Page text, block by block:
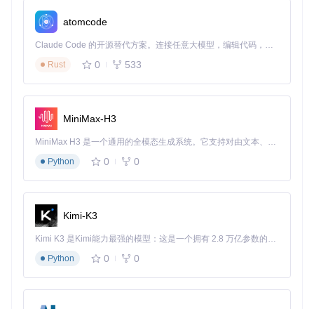
段匹配
歌单导入：通过音乐平台歌单链接批量获取整列表歌词
歌曲模糊搜索功能演示，展示通过部分歌词快速定位目标歌曲
📝 第三步：歌词预览与格式设置
搜索结果展示区会显示匹配度最高的10个结果，点击任意条目
即可在中央预览窗查看歌词内容。在底部设置区可调整：
输出格式（LRC/SRT等）
歌词合并方式（原文/译文/罗马音）
歌词预览与格式设置界面，显示多语言歌词对照及编码选择选
💾 第四步：保存与管理
确认歌词无误后，可选择：
单文件保存：直接指定路径保存当前预览歌词
atomcode
Claude Code 的开源替代方案。连接任意大模型，编辑代码，运行命令，自动验证 — 全自动执行。用 Rust 构建，极致性能。 ｜ An open-source alternative to Claude Code. Connect any LLM, edit code, run commands, and verify changes — autonomously. Built in Rust for speed. Get Started
Rust
0 533
MiniMax-H3
MiniMax H3 是一个通用的全模态生成系统。它支持对由文本、图像、视频和音频组成的多模态上下文进行统一理解，并能生成分辨率高达 2K、时长可达 15 秒的带原生立体声音频的视频。得益于面向任务泛化的系统设计，H3 在预训练阶段就已具备广泛的多模态上下文理解与生成能力，能够出色地执行复杂的多模态指令。
Python
0 0
Kimi-K3
Kimi K3 是Kimi能力最强的模型：这是一个拥有 2.8 万亿参数的混合专家（MoE）模型，具备原生视觉理解能力，并支持 100 万 token 的上下文窗口。
Python
0 0